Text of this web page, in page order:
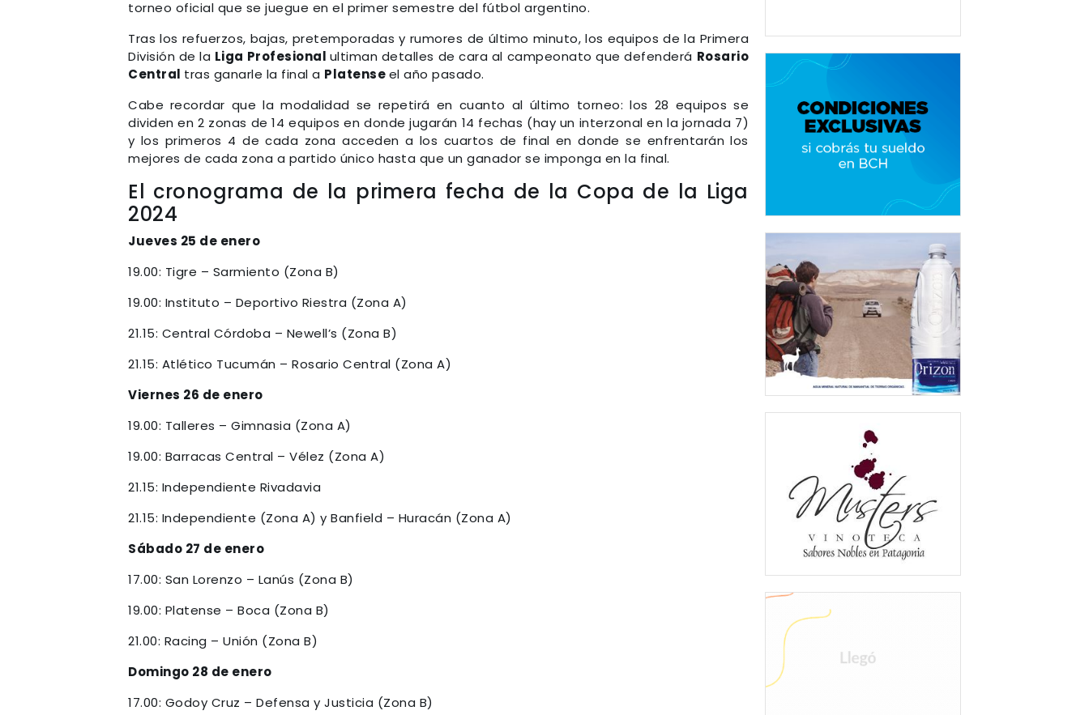
torneo oficial que se juegue en el primer semestre del fútbol argentino.
Tras los refuerzos, bajas, pretemporadas y rumores de último minuto, los equipos de la Primera
División de la Liga Profesional ultiman detalles de cara al campeonato que defenderá Rosario
Central tras ganarle la final a Platenseel año pasado.
Cabe recordar que la modalidad se repetirá en cuanto al último torneo: los 28 equipos se
dividen en 2 zonas de 14 equipos en donde jugarán 14 fechas (hay un interzonal en la jornada 7)
y los primeros 4 de cada zona acceden a los cuartos de final en donde se enfrentarán los
mejores de cada zona a partido único hasta que un ganador se imponga en la final.
El cronograma de la primera fecha de la Copa de la Liga
2024
Jueves 25 de enero
19.00: Tigre – Sarmiento (Zona B)
19.00: Instituto – Deportivo Riestra (Zona A)
21.15: Central Córdoba – Newell’s (Zona B)
21.15: Atlético Tucumán – Rosario Central (Zona A)
Viernes 26 de enero
19.00: Talleres – Gimnasia (Zona A)
19.00: Barracas Central – Vélez (Zona A)
21.15: Independiente Rivadavia
21.15: Independiente (Zona A) y Banfield – Huracán (Zona A)
Sábado 27 de enero
17.00: San Lorenzo – Lanús (Zona B)
19.00: Platense – Boca (Zona B)
21.00: Racing – Unión (Zona B)
Domingo 28 de enero
17.00: Godoy Cruz – Defensa y Justicia (Zona B)